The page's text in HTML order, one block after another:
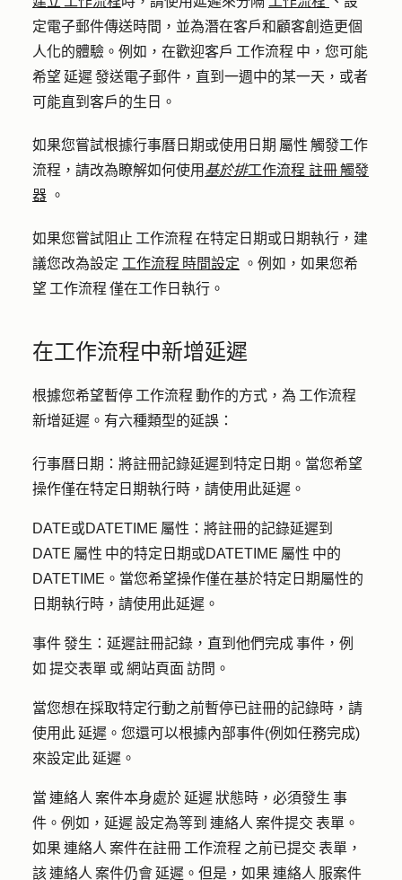
定電子郵件傳送時間，並為潛在客戶和顧客創造更個
人化的體驗。例如，在歡迎客戶 工作流程 中，您可能
希望 延遲 發送電子郵件，直到一週中的某一天，或者
可能直到客戶的生日。
如果您嘗試根據行事曆日期或使用日期 屬性 觸發工作
流程，請改為瞭解如何使用 基於排工作流程 註冊 觸發
器 。
如果您嘗試阻止 工作流程 在特定日期或日期執行，建
議您改為設定 工作流程 時間設定 。例如，如果您希
望 工作流程 僅在工作日執行。
在工作流程中新增延遲
根據您希望暫停 工作流程 動作的方式，為 工作流程
新增延遲。有六種類型的延誤：
行事曆日期： 將註冊記錄延遲到特定日期。當您希望
操作僅在特定日期執行時，請使用此延遲。
DATE或DATETIME 屬性： 將註冊的記錄延遲到
DATE 屬性 中的特定日期或DATETIME 屬性 中的
DATETIME。當您希望操作僅在基於特定日期屬性的
日期執行時，請使用此延遲。
事件 發生： 延遲註冊記錄，直到他們完成 事件，例
如 提交表單 或 網站頁面 訪問。
當您想在採取特定行動之前暫停已註冊的記錄時，請
使用此 延遲。您還可以根據內部事件(例如任務完成)
來設定此 延遲。
當 連絡人 案件本身處於 延遲 狀態時，必須發生 事
件。例如，延遲 設定為等到 連絡人 案件提交 表單。
如果 連絡人 案件在註冊 工作流程 之前已提交 表單，
該 連絡人 案件仍會 延遲。但是，如果 連絡人 服案件